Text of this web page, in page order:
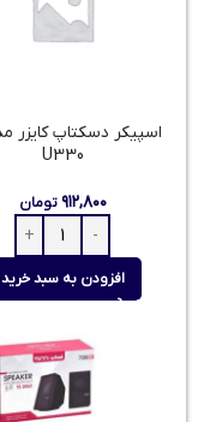
U330
۹۱۲,۸۰۰ تومان
افزودن به سبد خرید